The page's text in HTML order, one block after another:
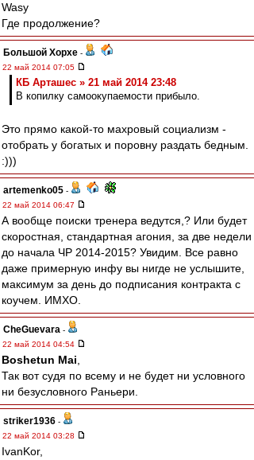
Wasy
Где продолжение?
Большой Хорхе -
22 май 2014 07:05
КБ Арташес » 21 май 2014 23:48
В копилку самоокупаемости прибыло.
Это прямо какой-то махровый социализм -
отобрать у богатых и поровну раздать бедным.
:)))
artemenko05 -
22 май 2014 06:47
А вообще поиски тренера ведутся,? Или будет
скоростная, стандартная агония, за две недели
до начала ЧР 2014-2015? Увидим. Все равно
даже примерную инфу вы нигде не услышите,
максимум за день до подписания контракта с
коучем. ИМХО.
CheGuevara -
22 май 2014 04:54
Boshetun Mai
Так вот судя по всему и не будет ни условного
ни безусловного Раньери.
striker1936 -
22 май 2014 03:28
IvanKor,